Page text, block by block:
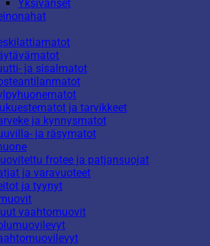
Yksiväriset
ja sisalmatot
ja tarvikkeet
ja kynnysmatot
ja räsymatot
frotee ja patjansuojat
ja varavuoteet
ja tyynyt
vaahtomuovit